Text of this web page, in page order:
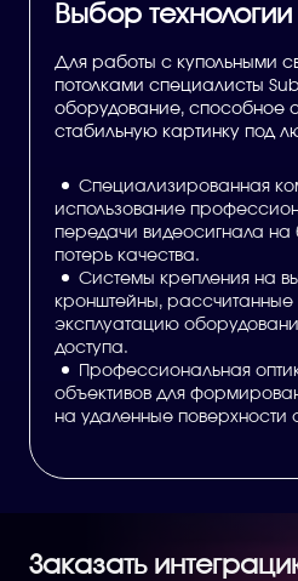
Выбор технологии
Для работы с купольными
потолками специалисты
оборудование, способное
стабильную картинку под
Специализированная
использование
передачи видеосигнала на
потерь качества.
Системы крепления на
кронштейны, рассчитанные
эксплуатацию
доступа.
Профессиональная
объективов для
на удаленные поверхности
Заказать